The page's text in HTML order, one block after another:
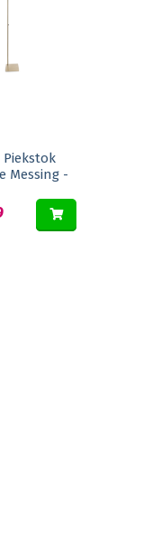
Messing -